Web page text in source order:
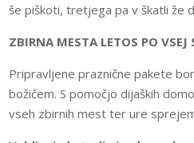
še piškoti, tretjega pa v škatli že
ZBIRNA MESTA LETOS PO VSEJ
Pripravljene praznične pakete
božičem. S pomočjo dijaških
vseh zbirnih mest ter ure